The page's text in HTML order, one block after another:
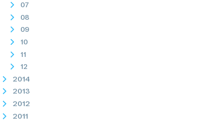
07
08
09
10
11
12
2014
2013
2012
2011